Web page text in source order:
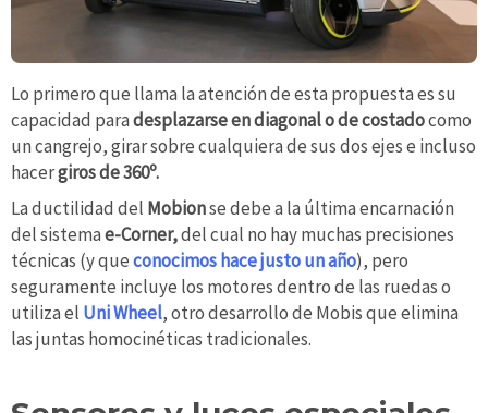
Lo primero que llama la atención de esta propuesta es su
capacidad paradesplazarse en diagonal o de costadocomo
un cangrejo, girar sobre cualquiera de sus dos ejes e incluso
hacergiros de 360º.
La ductilidad del Mobionse debe a la última encarnación
del sistemae-Corner,del cual no hay muchas precisiones
técnicas (y queconocimos hace justo un año), pero
seguramente incluye los motores dentro de las ruedas o
utiliza el Uni Wheel, otro desarrollo de Mobis que elimina
las juntas homocinéticas tradicionales.